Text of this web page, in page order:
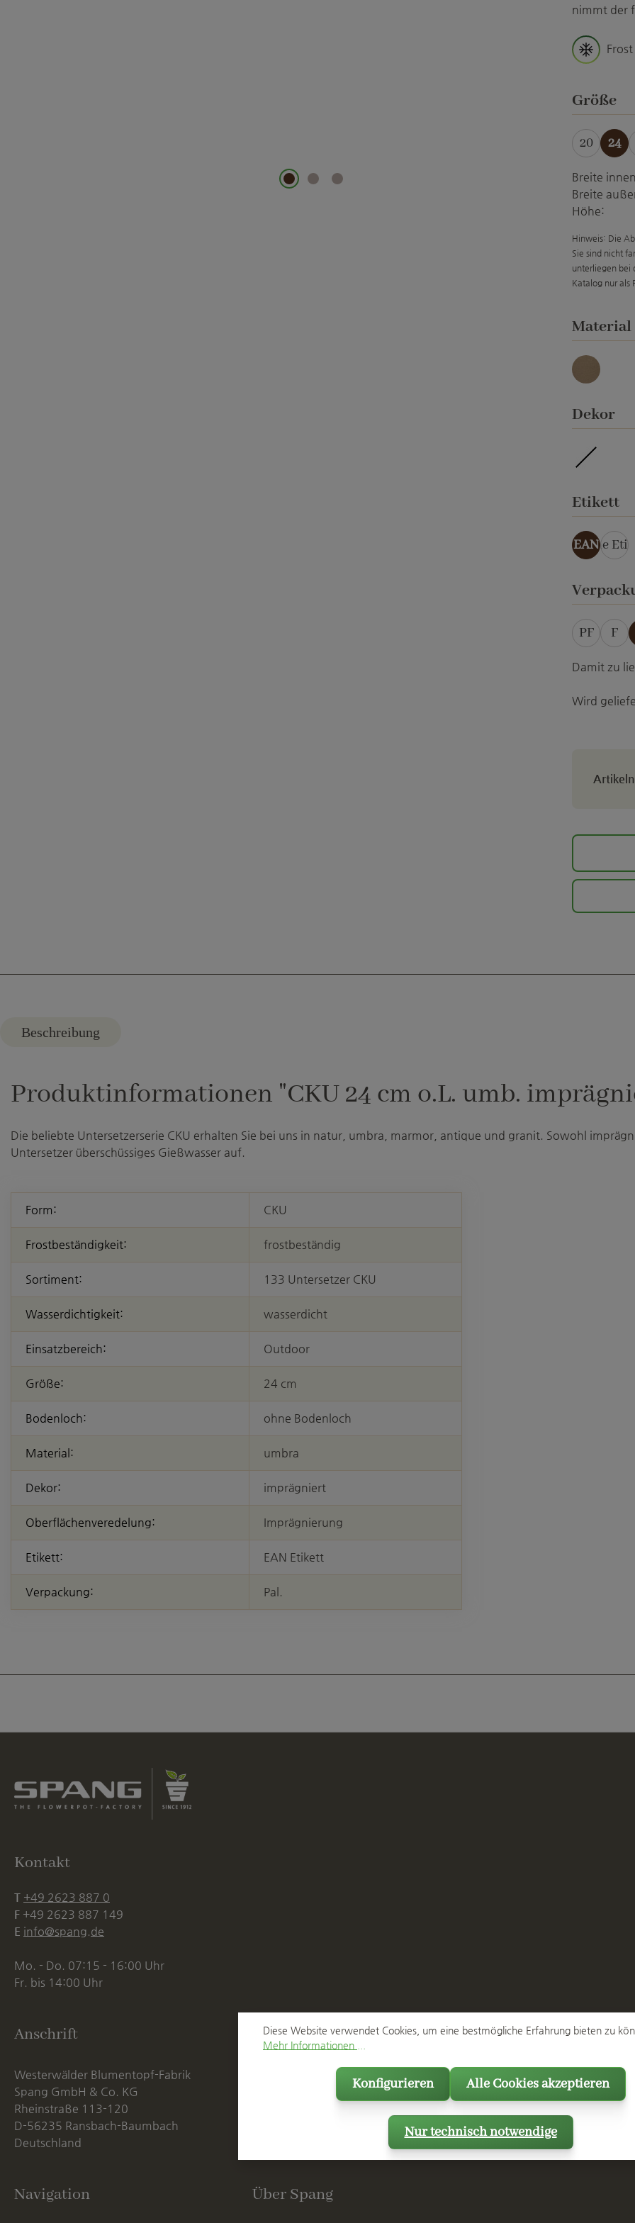
nimmt der
Größe
20 24
Breite
Breite
Höhe:
Hinweis: Die
Sie sind nicht
unterliegen bei
Katalog nur als
Material
umbra
Dekor
Etikett
EAN
ohne
PF F
Damit zu
Wird
Beschreibung
Produktinformationen "CKU 24 cm o.L. umb.
Die beliebte Untersetzerserie CKU erhalten Sie bei uns in natur, umbra, marmor, antique und granit. Sowohl
Untersetzer überschüssiges Gießwasser auf.
Form: CKU
Frostbeständigkeit: frostbeständig
Sortiment: 133 Untersetzer CKU
Wasserdichtigkeit: wasserdicht
Einsatzbereich: Outdoor
Größe: 24 cm
Bodenloch: ohne Bodenloch
Material: umbra
Dekor: imprägniert
Oberflächenveredelung: Imprägnierung
Etikett: EAN Etikett
Verpackung: Pal.
Kontakt
T +49 2623 887 0
F +49 2623 887 149
E info@spang.de
Mo. - Do. 07:15 - 16:00 Uhr
Fr. bis 14:00 Uhr
Anschrift
Westerwälder Blumentopf-Fabrik
Spang GmbH & Co. KG
Rheinstraße 113-120
D-56235 Ransbach-Baumbach
Deutschland
Navigation Über Spang
Diese Website verwendet Cookies, um eine bestmögliche Erfahrung bieten zu
Mehr Informationen ...
Nur technisch notwendige
Konfigurieren Alle Cookies akzeptieren